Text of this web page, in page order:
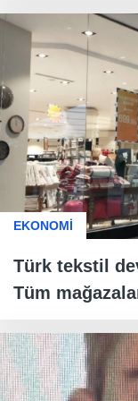
EKONOMİ
Türk tekstil
Tüm